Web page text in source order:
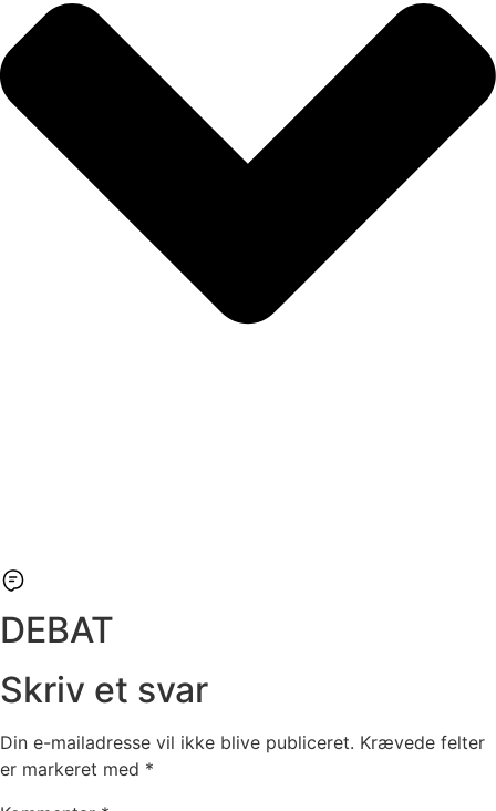
DEBAT
Skriv et svar
Din e-mailadresse vil ikke blive publiceret. Krævede felter
er markeret med *